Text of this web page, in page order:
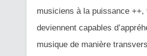
musiciens à la puissance ++,
deviennent capables
musique de manière